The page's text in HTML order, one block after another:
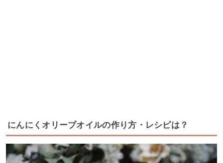
にんにくオリーブオイルの作り方・レシピは？